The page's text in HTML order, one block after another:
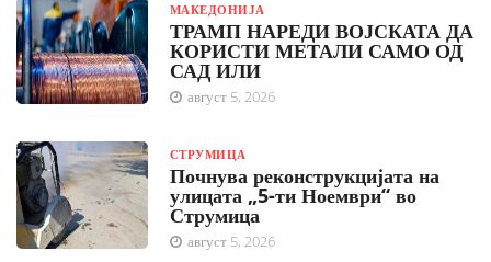
МАКЕДОНИЈА
ТРАМП НАРЕДИ ВОЈСКАТА ДА
КОРИСТИ МЕТАЛИ САМО ОД
САД ИЛИ
август 5, 2026
СТРУМИЦА
Почнува реконструкцијата на
улицата „5-ти Ноември“ во
Струмица
август 5, 2026